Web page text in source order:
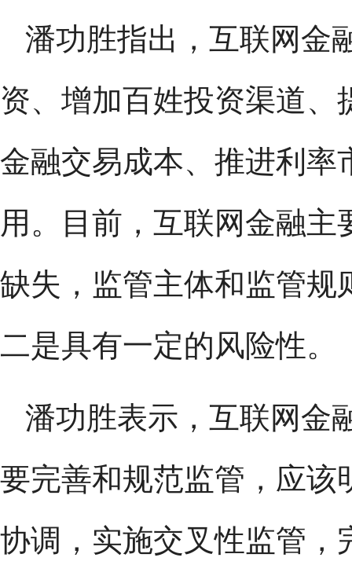
潘功胜指出，互联网金
资、增加百姓投资渠道
金融交易成本、推进利率
用。目前，互联网金融
缺失，监管主体和监管规
二是具有一定的风险性。
潘功胜表示，互联网金
要完善和规范监管，应该
协调，实施交叉性监管，